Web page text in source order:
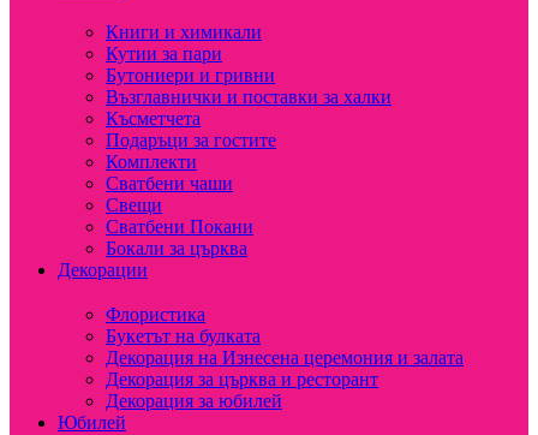
Книги и химикали
Кутии за пари
Бутониери и гривни
Възглавнички и поставки за халки
Късметчета
Подаръци за гостите
Комплекти
Сватбени чаши
Свещи
Сватбени Покани
Бокали за църква
Декорации
Флористика
Букетът на булката
Декорация на Изнесена церемония и залата
Декорация за църква и ресторант
Декорация за юбилей
Юбилей